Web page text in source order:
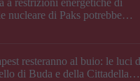
a restrizioni energetiche di
nucleare di Paks potrebbe
resteranno al buio: le luci
di Buda e della Cittadella